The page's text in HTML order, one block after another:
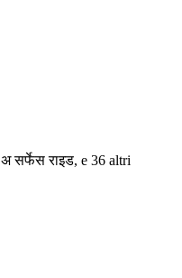
अ सर्फेस राइड, e 36 altri